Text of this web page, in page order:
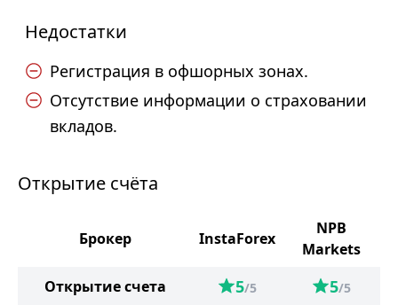
Недостатки
Регистрация в офшорных зонах.
Отсутствие информации о страховании
вкладов.
Открытие счёта
Брокер InstaForex
NPB
Markets
Открытие счета
5/5 5/5